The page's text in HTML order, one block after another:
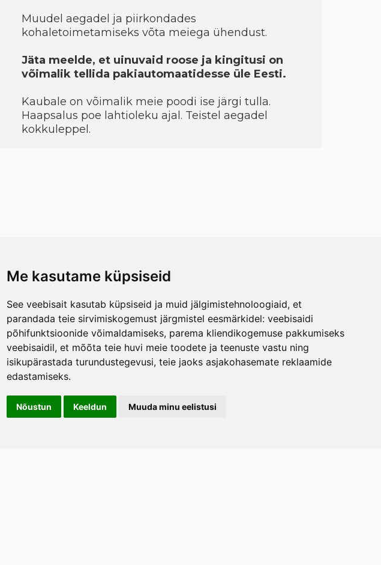
Me kasutame küpsiseid
See veebisait kasutab küpsiseid ja muid jälgimistehnoloogiaid, et
parandada teie sirvimiskogemust järgmistel eesmärkidel: veebisaidi
põhifunktsioonide võimaldamiseks, parema kliendikogemuse pakkumiseks
veebisaidil, et mõõta teie huvi meie toodete ja teenuste vastu ning
isikupärastada turundustegevusi, teie jaoks asjakohasemate reklaamide
edastamiseks.
Nõustun Keeldun Muuda minu eelistusi
Muudel aegadel ja piirkondades
kohaletoimetamiseks võta meiega ühendust.
Jäta meelde, et uinuvaid roose ja kingitusi on
võimalik tellida pakiautomaatidesse üle Eesti.
Kaubale on võimalik meie poodi ise järgi tulla.
Haapsalus poe lahtioleku ajal. Teistel aegadel
kokkuleppel.